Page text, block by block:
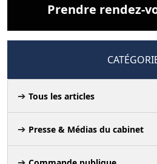
Prendre rendez-
Tous les articles
Presse & Médias du cabinet